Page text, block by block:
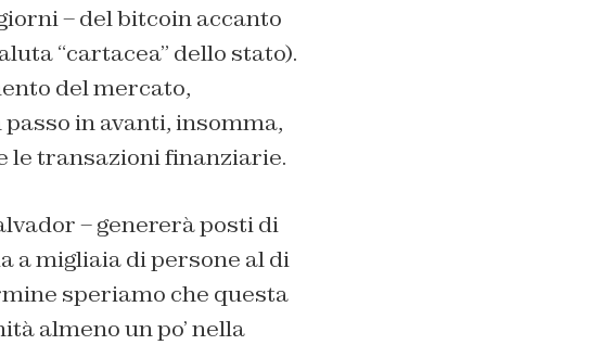
– del bitcoin accanto
“cartacea” dello stato).
del mercato,
in avanti, insomma,
le transazioni finanziarie.
– genererà posti di
a migliaia di persone al di
speriamo che questa
almeno un po’ nella